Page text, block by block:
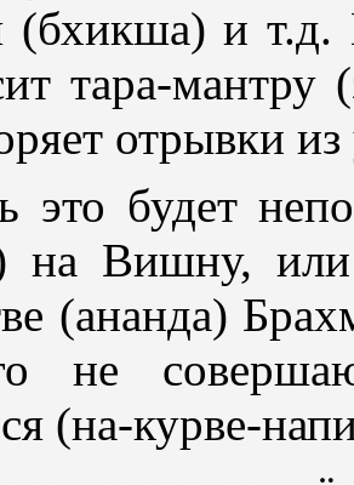
(бхикша) и т.д.
тара-мантру
отрывки
это будет
на Вишну,
(ананда)
не
(на-курве-